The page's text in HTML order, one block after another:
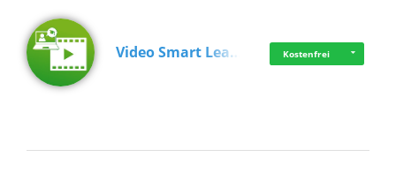
Video Smart Lea… Kostenfrei